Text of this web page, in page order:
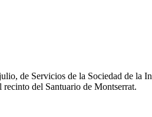
de Servicios de la Sociedad de
del Santuario de Montserrat.